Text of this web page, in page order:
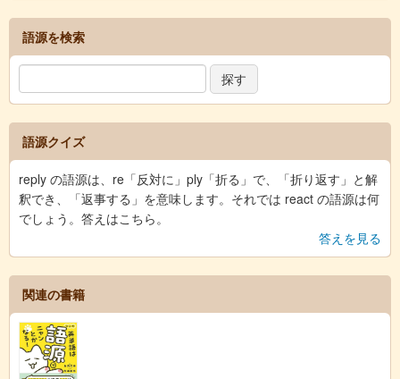
語源を検索
語源クイズ
reply の語源は、re「反対に」ply「折る」で、「折り返す」と解
釈でき、「返事する」を意味します。それでは react の語源は何
でしょう。答えはこちら。
答えを見る
関連の書籍